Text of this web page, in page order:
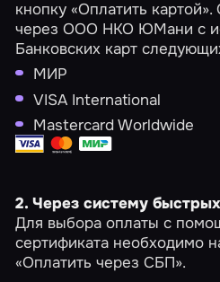
кнопку «Оплатить
через ООО НКО ЮМани с
Банковских карт
МИР
VISA International
Mastercard Worldwide
2. Через систему
Для выбора оплаты с
сертификата необходимо
«Оплатить через СБП».